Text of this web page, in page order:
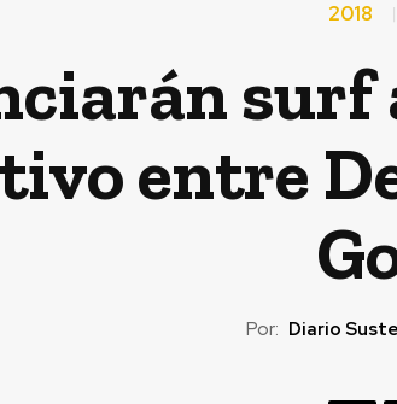
2018
surf
entre
Por: Diario